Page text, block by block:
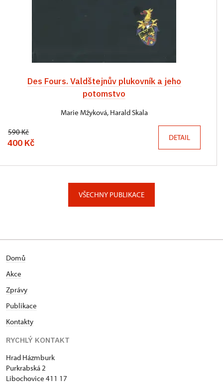
Des Fours. Valdštejnův plukovník a jeho
potomstvo
Marie Mžyková, Harald Skala
590 Kč
400 Kč DETAIL
VŠECHNY PUBLIKACE
Domů
Akce
Zprávy
Publikace
Kontakty
RYCHLÝ KONTAKT
Hrad Házmburk
Purkrabská 2
Libochovice 411 17